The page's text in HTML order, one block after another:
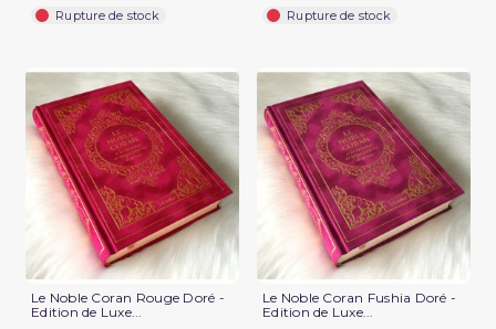
Rupture de stock Rupture de stock
Le Noble Coran Rouge Doré -
Edition de Luxe...
Le Noble Coran Fushia Doré -
Edition de Luxe...